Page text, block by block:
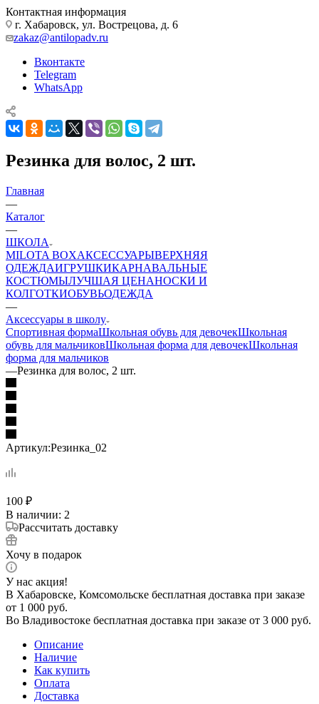
Контактная информация
г. Хабаровск, ул. Вострецова, д. 6
zakaz@antilopadv.ru
Вконтакте
Telegram
WhatsApp
Резинка для волос, 2 шт.
Главная
—
Каталог
—
ШКОЛА
MILOTA BOXАКСЕССУАРЫВЕРХНЯЯ
ОДЕЖДАИГРУШКИКАРНАВАЛЬНЫЕ
КОСТЮМЫЛУЧШАЯ ЦЕНАНОСКИ И
КОЛГОТКИОБУВЬОДЕЖДА
—
Аксессуары в школу
Спортивная формаШкольная обувь для девочекШкольная
обувь для мальчиковШкольная форма для девочекШкольная
форма для мальчиков
—Резинка для волос, 2 шт.
Артикул:Резинка_02
100 ₽
В наличии: 2
Рассчитать доставку
Хочу в подарок
У нас акция!
В Хабаровске, Комсомольске бесплатная доставка при заказе
от 1 000 руб.
Во Владивостоке бесплатная доставка при заказе от 3 000 руб.
Описание
Наличие
Как купить
Оплата
Доставка